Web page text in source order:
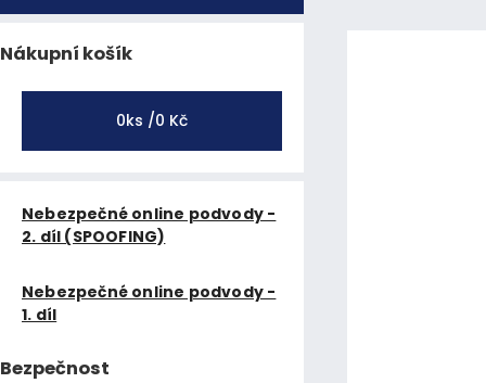
Nákupní košík
0ks /0 Kč
Nebezpečné online podvody -
2. díl (SPOOFING)
Nebezpečné online podvody -
1. díl
Bezpečnost